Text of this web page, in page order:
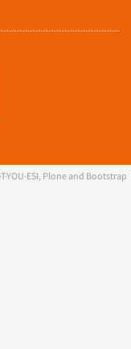
Plone and Bootstrap